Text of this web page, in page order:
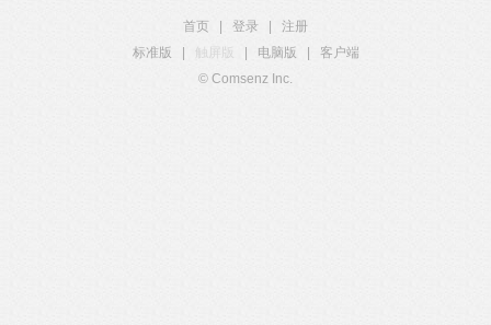
首页 登录
注册
标准版
触屏版 电脑版
客户端
© Comsenz Inc.